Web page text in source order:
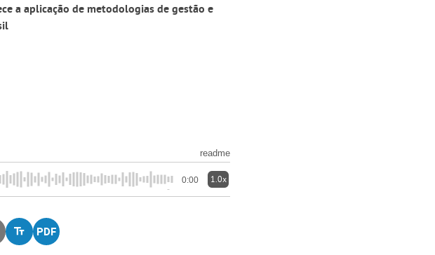
a aplicação de metodologias de gestão e
readme
0:00 1.0x